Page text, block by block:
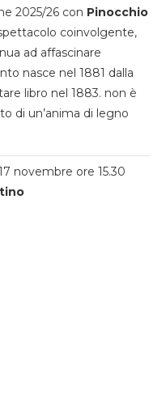
2025/26 con Pinocchio
coinvolgente,
ad affascinare
nasce nel 1881 dalla
libro nel 1883. non è
di un’anima di legno
novembre ore 15.30